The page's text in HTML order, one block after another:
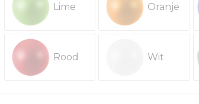
Lime Oranje
Rood Wit